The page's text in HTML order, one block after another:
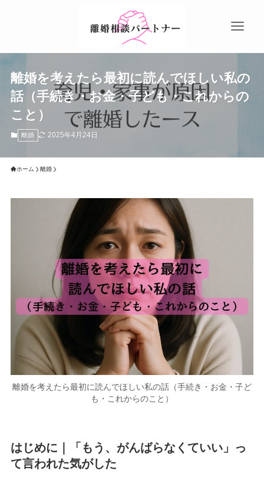
離婚を考えたら最初に読んでほしい私の
話（手続き・お金・子ども・これからの
こと）
離婚 2025年4月24日
ホーム 離婚
離婚を考えたら最初に読んでほしい私の話（手続き・お金・子ど
も・これからのこと）
はじめに｜「もう、がんばらなくていい」っ
て言われた気がした